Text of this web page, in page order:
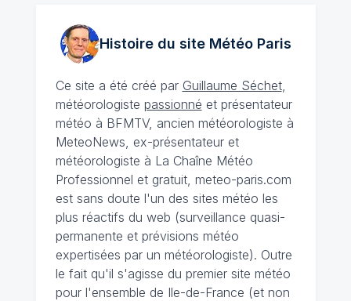
Histoire du site MétéoParis
Ce site a été créé par Guillaume Séchet,
météorologiste passionné et présentateur
météo à BFMTV, ancien météorologiste à
MeteoNews, ex-présentateur et
météorologiste à La Chaîne Météo
Professionnel et gratuit, meteo-paris.com
est sans doute l'un des sites météo les
plus réactifs du web (surveillance quasi-
permanente et prévisions météo
expertisées par un météorologiste). Outre
le fait qu'il s'agisse du premier site météo
pour l'ensemble de Ile-de-France (et non